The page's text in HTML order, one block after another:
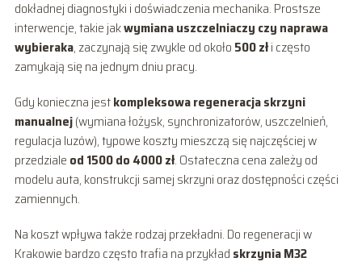
dokładnej diagnostyki i doświadczenia mechanika. Prostsze
interwencje, takie jakwymiana uszczelniaczy czy naprawa
wybieraka, zaczynają się zwykle od około 500 złi często
zamykają się na jednym dniu pracy.
Gdy konieczna jestkompleksowa regeneracja skrzyni
manualnej(wymiana łożysk, synchronizatorów, uszczelnień,
regulacja luzów), typowe koszty mieszczą się najczęściej w
przedziale od 1500 do 4000 zł. Ostateczna cena zależy od
modelu auta, konstrukcji samej skrzyni oraz dostępności części
zamiennych.
Na koszt wpływa także rodzaj przekładni. Do regeneracji w
Krakowie bardzo często trafia na przykład skrzynia M32